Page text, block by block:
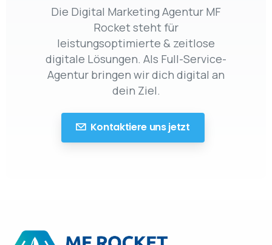
Die Digital Marketing Agentur MF
Rocket steht für
leistungsoptimierte & zeitlose
digitale Lösungen. Als Full-Service-
Agentur bringen wir dich digital an
dein Ziel.
Kontaktiere uns jetzt